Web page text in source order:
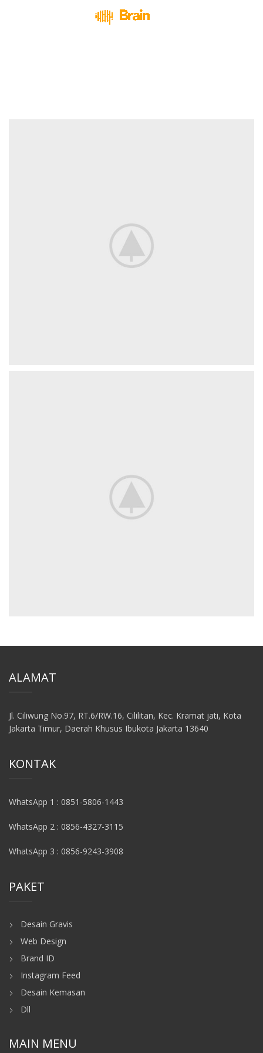
ALAMAT
Jl. Ciliwung No.97, RT.6/RW.16, Cililitan, Kec. Kramat jati, Kota
Jakarta Timur, Daerah Khusus Ibukota Jakarta 13640
KONTAK
WhatsApp 1 : 0851-5806-1443
WhatsApp 2 : 0856-4327-3115
WhatsApp 3 : 0856-9243-3908
PAKET
Desain Gravis
Web Design
Brand ID
Instagram Feed
Desain Kemasan
Dll
MAIN MENU